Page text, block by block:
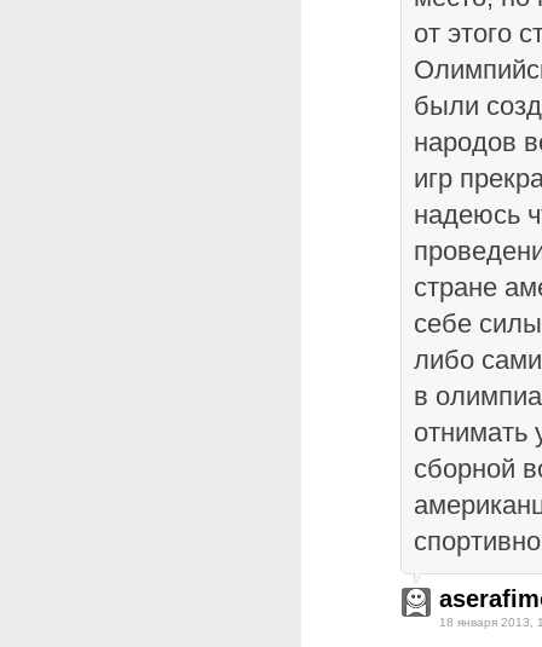
от этого
были
народов
игр
надеюсь
стране
себе
либо
в
отнимать
сборной
18 января 2013,